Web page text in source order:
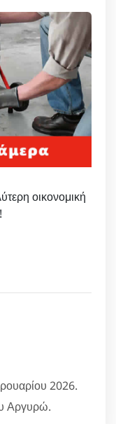
οικονομική
2026.
Αργυρώ.